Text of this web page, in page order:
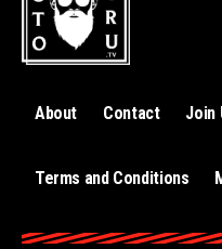
About Contact Join
Terms and Conditions